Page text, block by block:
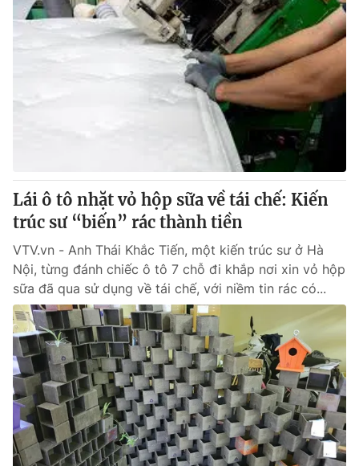
Câu chuyện quốc tế
Thị trường
Góc doanh nghiệp
Dữ liệu và đời sống
Truyền hình
Phim VTV
Hậu trường
Nhân vật
Khán giả
Giải sao mai
Giải trí
Điện ảnh
Âm nhạc
Sao
Đời sống
Du lịch
Làm đẹp
Chất lượng cuộc sống
Giáo dục
Tuyển sinh
Học trực tuyến
Công nghệ
Hitech Công nghệ tương lai
Giao lưu trực tuyến
Lái ô tô nhặt vỏ hộp sữa về tái chế: Kiến
trúc sư “biến” rác thành tiền
VTV.vn - Anh Thái Khắc Tiến, một kiến trúc sư ở Hà
Nội, từng đánh chiếc ô tô 7 chỗ đi khắp nơi xin vỏ hộp
sữa đã qua sử dụng về tái chế, với niềm tin rác có...